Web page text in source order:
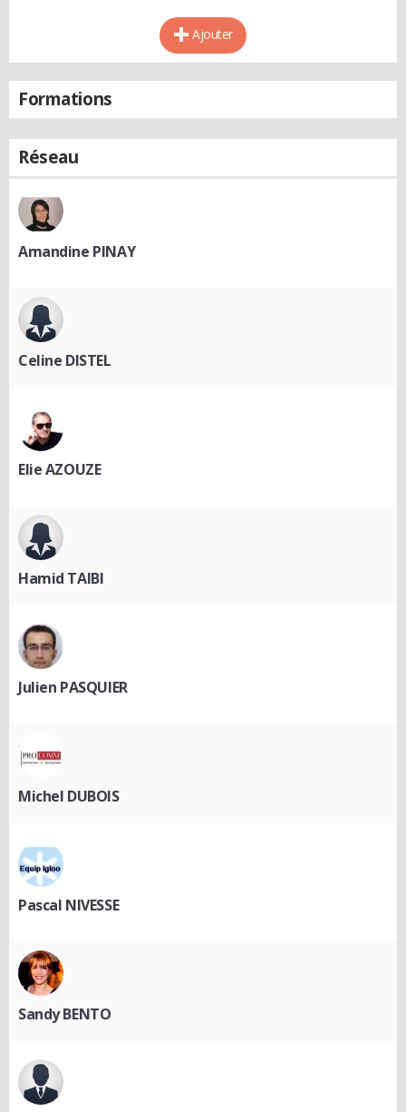
Ajouter
Formations
Réseau
Amandine PINAY
Celine DISTEL
Elie AZOUZE
Hamid TAIBI
Julien PASQUIER
Michel DUBOIS
Pascal NIVESSE
Sandy BENTO